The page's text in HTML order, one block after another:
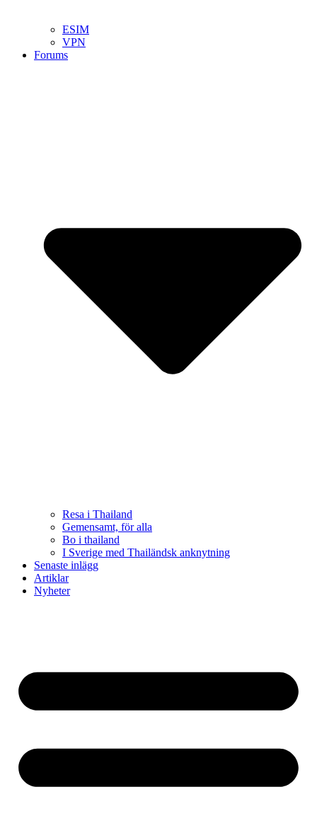
ESIM
VPN
Forums
Resa i Thailand
Gemensamt, för alla
Bo i thailand
I Sverige med Thailändsk anknytning
Senaste inlägg
Artiklar
Nyheter